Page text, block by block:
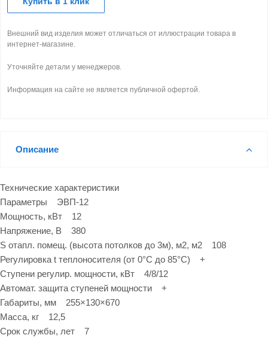
Внешний вид изделия может отличаться от иллюстрации товара в
интернет-магазине.
Уточняйте детали у менеджеров.
Информация на сайте не является публичной офертой.
Описание
Технические характеристики
Параметры ЭВП-12
Мощность, кВт 12
Напряжение, В 380
S отапл. помещ. (высота потолков до 3м), м2, м2 108
Регулировка t теплоносителя (от 0°С до 85°С) +
Ступени регулир. мощности, кВт 4/8/12
Автомат. защита ступеней мощности +
Габариты, мм 255×130×670
Масса, кг 12,5
Срок службы, лет 7